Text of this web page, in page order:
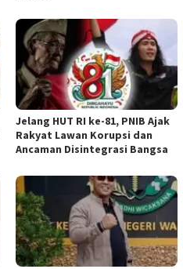
Jelang HUT RI ke-81, PNIB Ajak
Rakyat Lawan Korupsi dan
Ancaman Disintegrasi Bangsa